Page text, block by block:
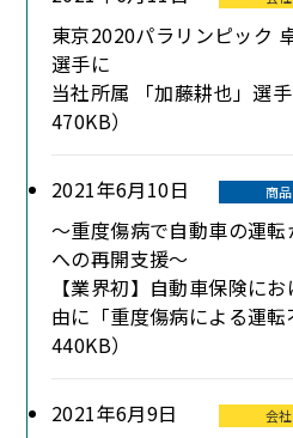
東京2020パラリンピック
選手に
当社所属 「加藤耕也」選
470KB）
2021年6月10日 商品
～重度傷病で自動車の運
への再開支援～
【業界初】自動車保険に
由に「重度傷病による運
440KB）
2021年6月9日 会社